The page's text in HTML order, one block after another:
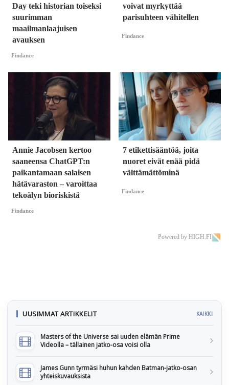
Day teki historian toiseksi
suurimman
maailmanlaajuisen
avauksen
Findance
voivat myrkyttää
parisuhteen vähitellen
Findance
Annie Jacobsen kertoo
saaneensa ChatGPT:n
paikantamaan salaisen
hätävaraston – varoittaa
tekoälyn bioriskistä
Findance
7 etikettisääntöä, joita
nuoret eivät enää pidä
välttämättöminä
Findance
Powered by HIGH.FI
UUSIMMAT ARTIKKELIT KAIKKI
Masters of the Universe sai uuden elämän Prime
Videolla – tällainen jatko-osa voisi olla
James Gunn tyrmäsi huhun kahden Batman-jatko-osan
yhteiskuvauksista